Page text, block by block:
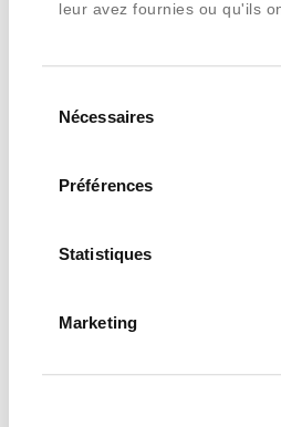
leur avez fournies ou qu'ils
Nécessaires
Préférences
Statistiques
Marketing